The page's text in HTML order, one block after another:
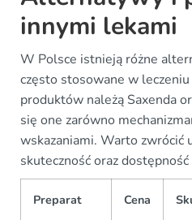
innymi lekami
W Polsce istnieją różne
często stosowane w
produktów należą Saxenda
się one zarówno
wskazaniami. Warto zwrócić
skuteczność oraz
Preparat Cena